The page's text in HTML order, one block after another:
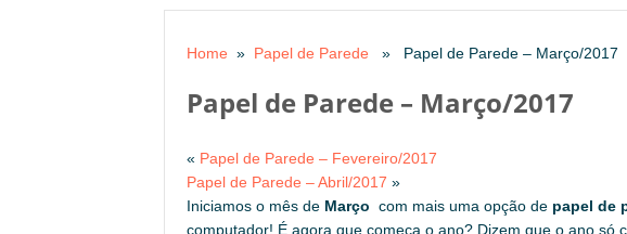
Home » Papel de Parede » Papel de Parede – Março/2017
Papel de Parede – Março/2017
« Papel de Parede – Fevereiro/2017
Papel de Parede – Abril/2017 »
Iniciamos o mês de Março com mais uma opção de papel de
computador! É agora que começa o ano? Dizem que o ano só